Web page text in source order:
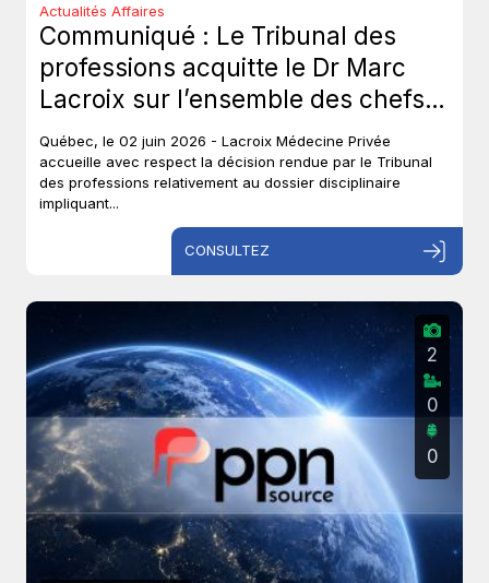
Actualités Affaires
Communiqué : Le Tribunal des
professions acquitte le Dr Marc
Lacroix sur l’ensemble des chefs
et met un terme à près de six ans
de procédures disciplinaires.
Québec, le 02 juin 2026 - Lacroix Médecine Privée
accueille avec respect la décision rendue par le Tribunal
des professions relativement au dossier disciplinaire
impliquant...
CONSULTEZ
2
0
0